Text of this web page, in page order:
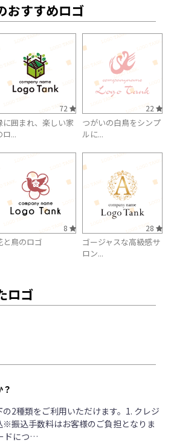
おすすめロゴ
72
に囲まれ、楽しい家
ロ...
22
つがいの白鳥をシンプ
ルに...
8
と鳥のロゴ
28
ゴージャスな高級感サ
ロン...
ロゴ
2種類をご利用いただけます。1. クレジ
※振込手数料はお客様のご負担となりま
ドにつ…